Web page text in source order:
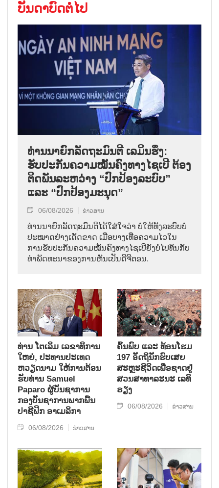
ບັນດາບົດຕໍ່ໄປ
ທ່ານນາຍົກລັດຖະມົນຕີ ເລມິນຮຶງ:
ຮັບປະກັນຄວາມໝັ້ນຄົງທາງໄຊເບີ ຕ້ອງ
ຕິດພັນລະຫວ່າງ “ປົກປ້ອງລະບົບ”
ແລະ “ປົກປ້ອງມະນຸດ”
06/08/2026 ຂ່າວສານ
ທ່ານນາຍົກລັດຖະມົນຕີໄດ້ໃສ່ໃຈວ່າ ບໍ່ໃຫ້ທັງລະບົບບໍ່
ປະໝາດຢ່າງເດັດຂາດ ເມື່ອບາງເທື່ອຄວາມໄວໃນ
ການຮັບປະກັນຄວາມໝັ້ນຄົງທາງໄຊເບີຍັງບໍ່ໄປທັນກັບ
ທ່າພັດທະນາຂອງການຫັນເປັນດີຈີຕອນ.
ທ່ານ ໂຕ​ເລິມ ເລ​ຂາ​ທິ​ການ​
ໃຫຍ່, ປະ​ທານ​ປະ​ເທດ ​
ຫວຽດ​ນາມ ໃຫ້​ການ​ຕ້ອນ​
ຮັບ​ທ່ານ Samuel
Paparo ຜູ້​ບັນ​ຊາ​ການ
ກອງ​ບັນ​ຊາ​ການພາກ​ພື້ນ​
ປາ​ຊີ​ຟິກ ອາ​ເມ​ລິ​ກາ
06/08/2026 ຂ່າວສານ
ຄົ້ນ​ພົບ ແລະ ທ້ອນ​ໂຮມ
197 ອັດ​ຖິ​ນັກ​ຮົບ​ເສຍ​
ສະຫຼະ​ຊີ​ວິດ​ເພື່ອ​ຊາດ​ຢູ່​
ສວນ​ສາ​ທາ​ລະ​ນະ ເລ​ທິ​
ຣຽງ
06/08/2026 ຂ່າວສານ